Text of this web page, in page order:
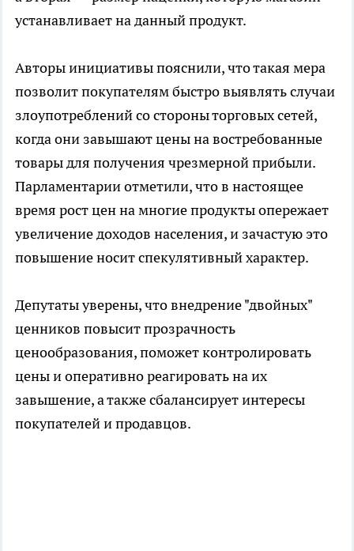
устанавливает на данный продукт.
Авторы инициативы пояснили, что такая мера
позволит покупателям быстро выявлять случаи
злоупотреблений со стороны торговых сетей,
когда они завышают цены на востребованные
товары для получения чрезмерной прибыли.
Парламентарии отметили, что в настоящее
время рост цен на многие продукты опережает
увеличение доходов населения, и зачастую это
повышение носит спекулятивный характер.
Депутаты уверены, что внедрение "двойных"
ценников повысит прозрачность
ценообразования, поможет контролировать
цены и оперативно реагировать на их
завышение, а также сбалансирует интересы
покупателей и продавцов.